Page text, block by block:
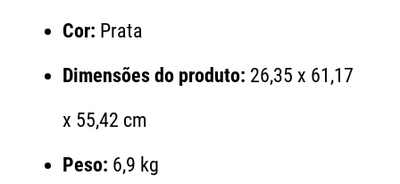
Cor: Prata
Dimensões do produto: 26,35 x 61,17
x 55,42 cm
Peso: 6,9 kg